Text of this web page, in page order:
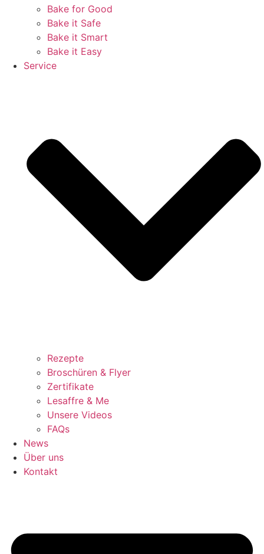
Bake for Good
Bake it Safe
Bake it Smart
Bake it Easy
Service
Rezepte
Broschüren & Flyer
Zertifikate
Lesaffre & Me
Unsere Videos
FAQs
News
Über uns
Kontakt